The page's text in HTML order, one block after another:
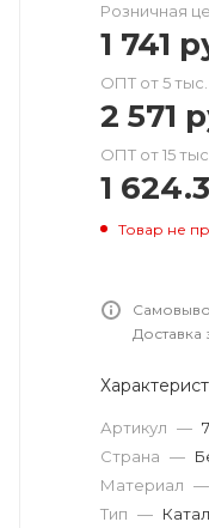
Розничная
1 741
ОПТ от 5 тыс.
2 571
ОПТ от 15 тыс.
1
Товар не
Доставка
Артикул —
Страна —
Материал —
Тип —